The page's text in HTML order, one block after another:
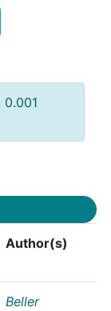
0.001
Author(s)
Beller